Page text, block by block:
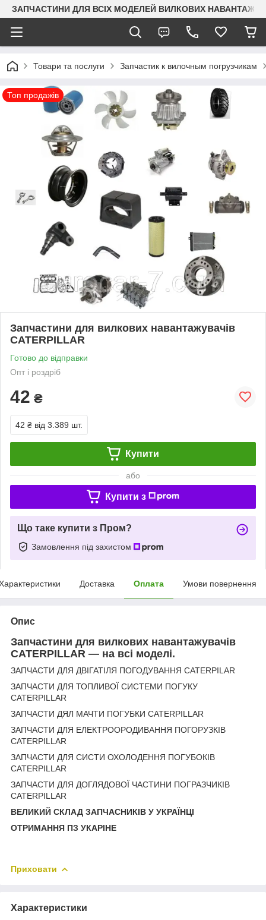
ЗАПЧАСТИНИ ДЛЯ ВСІХ МОДЕЛЕЙ ВИЛКОВИХ
Товари та послуги Запчастик к вилочным погрузчикам
Топ продажів
Запчастини для вилкових навантажувачів
CATERPILLAR
Готово до відправки
Опт і роздріб
42 ₴
42 ₴ від 3.389 шт.
Купити
або
Купити з
Що таке купити з Пром?
Замовлення під захистом
Доставка Оплата Умови повернення
Опис
Запчастини для вилкових навантажувачів
CATERPILLAR — на всі моделі.
ЗАПЧАСТИ ДЛЯ ДВІГАТІЛЯ ПОГОДУВАННЯ CATERPILAR
ЗАПЧАСТИ ДЛЯ ТОПЛИВОЇ СИСТЕМИ ПОГУКУ
CATERPILLAR
ЗАПЧАСТИ ДЯЛ МАЧТИ ПОГУБКИ CATERPILLAR
ЗАПЧАСТИ ДЛЯ ЕЛЕКТРООРОДИВАННЯ ПОГОРУЗКІВ
CATERPILLAR
ЗАПЧАСТИ ДЛЯ СИСТИ ОХОЛОДЕННЯ ПОГУБОКІВ
CATERPILLAR
ЗАПЧАСТИ ДЛЯ ДОГЛЯДОВОЇ ЧАСТИНИ ПОГРАЗЧИКІВ
CATERPILLAR
ВЕЛИКИЙ СКЛАД ЗАПЧАСНИКІВ У УКРАЇНЦІ
ОТРИМАННЯ ПЗ УКАРІНЕ
Приховати
Характеристики